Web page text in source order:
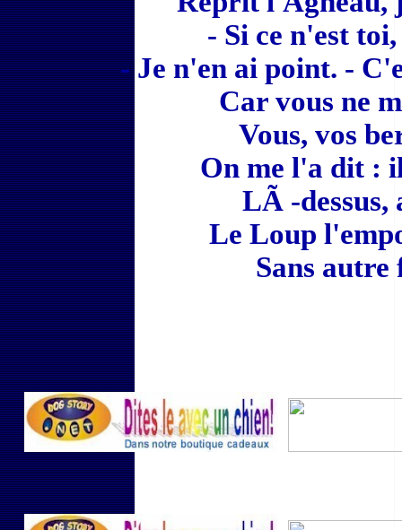
- Si ce n'est
- Je n'en ai point. -
Car vous ne
Vous, vos
On me l'a dit :
LÃ -dessus,
Le Loup
Sans autre